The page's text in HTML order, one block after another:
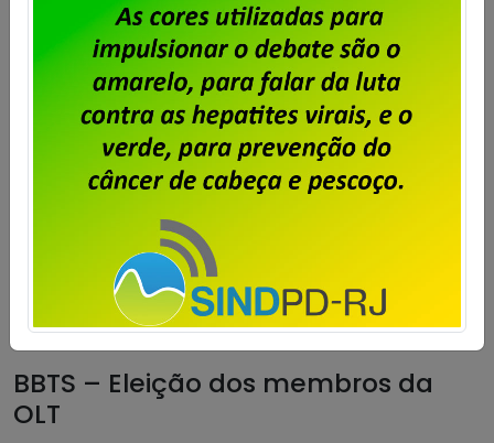
Saiba mais
BBTS – Eleição dos membros da
OLT